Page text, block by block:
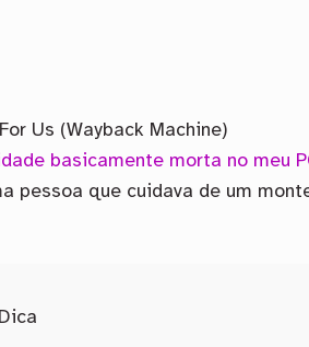
Us (Wayback Machine)
basicamente morta no meu
pessoa que cuidava de um
Dica